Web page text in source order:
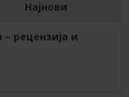
Најнови
рецензија и